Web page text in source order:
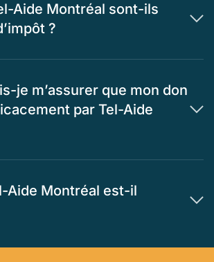
Aide Montréal sont-ils
?
je m’assurer que mon don
par Tel-Aide
Aide Montréal est-il